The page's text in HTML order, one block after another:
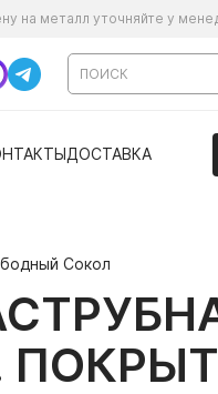
на металл уточняйте у
ДОСТАВКА
Сокол